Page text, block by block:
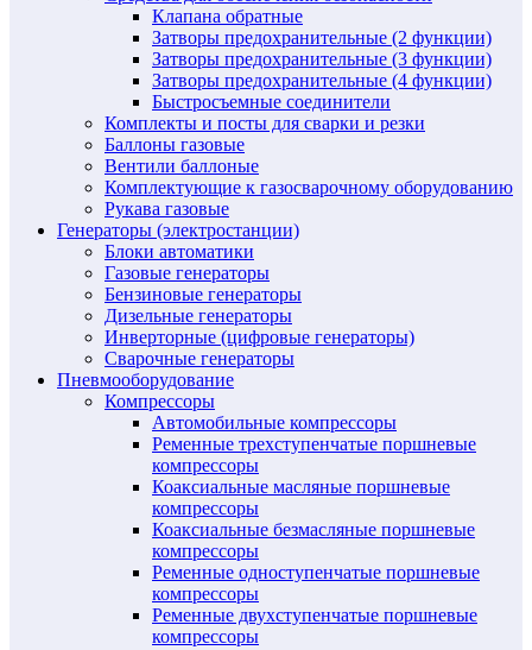
Клапана обратные
Затворы предохранительные (2 функции)
Затворы предохранительные (3 функции)
Затворы предохранительные (4 функции)
Быстросъемные соединители
Комплекты и посты для сварки и резки
Баллоны газовые
Вентили баллоные
Комплектующие к газосварочному оборудованию
Рукава газовые
Генераторы (электростанции)
Блоки автоматики
Газовые генераторы
Бензиновые генераторы
Дизельные генераторы
Инверторные (цифровые генераторы)
Сварочные генераторы
Пневмооборудование
Компрессоры
Автомобильные компрессоры
Ременные трехступенчатые поршневые
компрессоры
Коаксиальные масляные поршневые
компрессоры
Коаксиальные безмасляные поршневые
компрессоры
Ременные одноступенчатые поршневые
компрессоры
Ременные двухступенчатые поршневые
компрессоры